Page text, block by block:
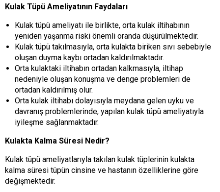
Kulak Tüpü Ameliyatının Faydaları
Kulak tüpü ameliyatı ile birlikte, orta kulak iltihabının
yeniden yaşanma riski önemli oranda düşürülmektedir.
Kulak tüpü takılmasıyla, orta kulakta biriken sıvı sebebiyle
oluşan duyma kaybı ortadan kaldırılmaktadır.
Orta kulaktaki iltihabın ortadan kalkmasıyla, iltihap
nedeniyle oluşan konuşma ve denge problemleri de
ortadan kaldırılmış olur.
Orta kulak iltihabı dolayısıyla meydana gelen uyku ve
davranış problemlerinde, yapılan kulak tüpü ameliyatıyla
iyileşme sağlanmaktadır.
Kulakta Kalma Süresi Nedir?
Kulak tüpü ameliyatlarıyla takılan kulak tüplerinin kulakta
kalma süresi tüpün cinsine ve hastanın özelliklerine göre
değişmektedir.